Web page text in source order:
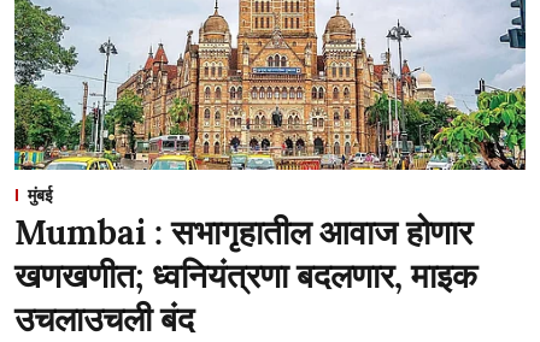
मुंबई
Mumbai : सभागृहातील आवाज होणार
खणखणीत; ध्वनियंत्रणा बदलणार, माइक
उचलाउचली बंद